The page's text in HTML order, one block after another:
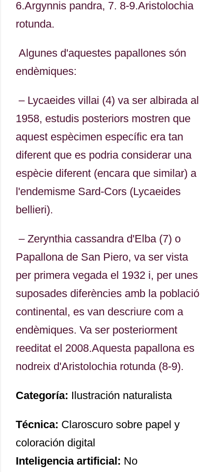
6.Argynnis pandra, 7. 8-9.Aristolochia
rotunda.
Algunes d'aquestes papallones són
endèmiques:
– Lycaeides villai (4) va ser albirada al
1958, estudis posteriors mostren que
aquest espècimen específic era tan
diferent que es podria considerar una
espècie diferent (encara que similar) a
l'endemisme Sard-Cors (Lycaeides
bellieri).
– Zerynthia cassandra d'Elba (7) o
Papallona de San Piero, va ser vista
per primera vegada el 1932 i, per unes
suposades diferències amb la població
continental, es van descriure com a
endèmiques. Va ser posteriorment
reeditat el 2008.Aquesta papallona es
nodreix d'Aristolochia rotunda (8-9).
Categoría: Ilustración naturalista
Técnica: Claroscuro sobre papel y
coloración digital
Inteligencia artificial: No